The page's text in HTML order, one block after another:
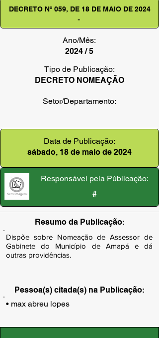
DECRETO Nº 059, DE 18 DE MAIO DE 2024
-
Ano/Mês:
2024 / 5
Tipo de Publicação:
DECRETO NOMEAÇÃO
Setor/Departamento:
Data de Publicação:
sábado, 18 de maio de 2024
Responsável pela Públicação:
#
Resumo da Publicação:
Dispõe sobre Nomeação de Assessor de
Gabinete do Município de Amapá e dá
outras providências.
Pessoa(s) citada(s) na Publicação:
• max abreu lopes